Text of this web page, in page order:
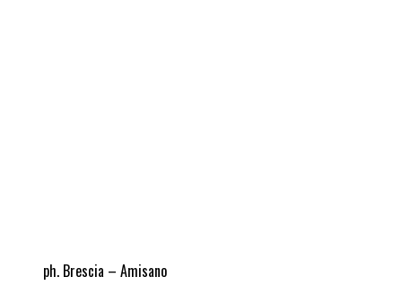
ph. Brescia – Amisano